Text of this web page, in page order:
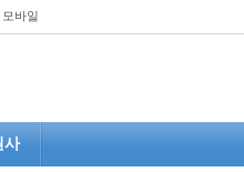
모바일
사